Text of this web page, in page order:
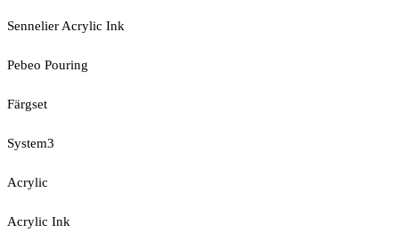
Sennelier Acrylic Ink
Pebeo Pouring
Färgset
System3
Acrylic
Acrylic Ink